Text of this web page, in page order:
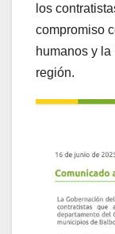
los
compromiso
humanos y
región.